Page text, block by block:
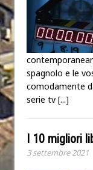
spagnolo e le
comodamente
serie tv [...]
I 10 migliori
3 settembre 2021